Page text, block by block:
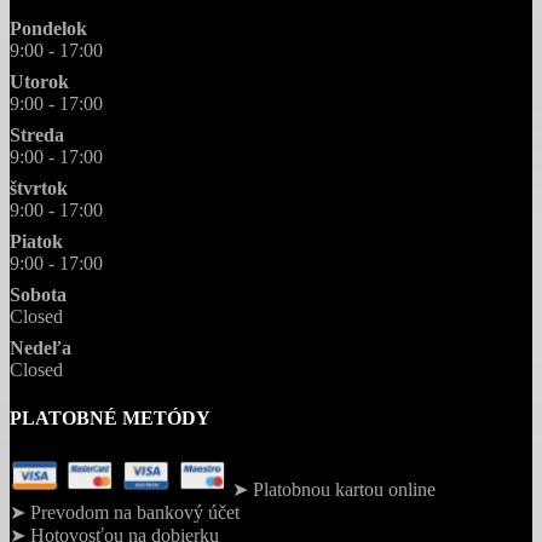
Pondelok
9:00 - 17:00
Utorok
9:00 - 17:00
Streda
9:00 - 17:00
štvrtok
9:00 - 17:00
Piatok
9:00 - 17:00
Sobota
Closed
Nedeľa
Closed
PLATOBNÉ METÓDY
➤ Platobnou kartou online
➤ Prevodom na bankový účet
➤ Hotovosťou na dobierku